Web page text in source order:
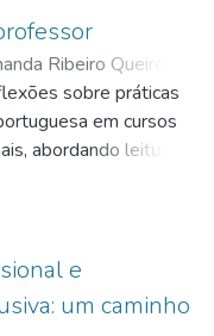
em cursos técnicos.
relacionados à
e tecnológica,
ciência, tecnologia,
saúde, gestão,
linguagens, artes
Ribeiro Queiroz
sobre práticas
em cursos
abordando leitura,
produção textual,
integrado e
A obra resulta de
e investigativas da
de linguagem,
e
um caminho